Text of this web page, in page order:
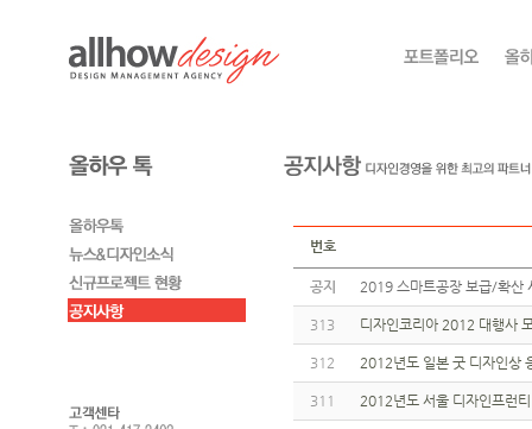
번호
공지 2019 스마트공장 보급/확
313 디자인코리아 2012 대행사
312 2012년도 일본 굿 디자인상
311 2012년도 서울 디자인프런